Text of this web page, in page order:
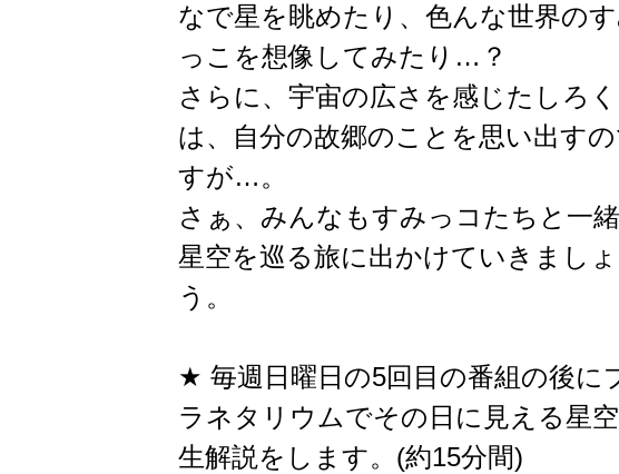
なで星を眺めたり、色んな世界の
っこを想像してみたり…？
さらに、宇宙の広さを感じたしろく
は、自分の故郷のことを思い出す
すが…。
さぁ、みんなもすみっコたちと一
星空を巡る旅に出かけていきましょ
う。
★ 毎週日曜日の5回目の番組の後に
ラネタリウムでその日に見える星
生解説をします。(約15分間)